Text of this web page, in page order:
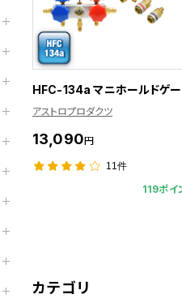
HFC-134a マニホールドゲ
アストロプロダクツ
13,090円
11件
119ポイ
カテゴリ